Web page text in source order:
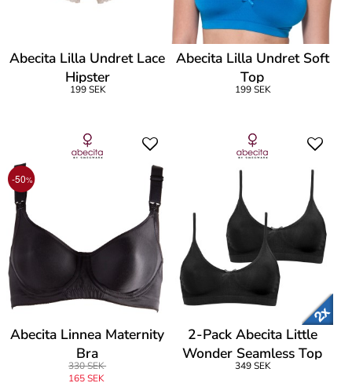
Abecita Lilla Undret Lace
Hipster
199 SEK
Abecita Lilla Undret Soft
Top
199 SEK
-50%
Abecita Linnea Maternity
Bra
330 SEK
165 SEK
2-Pack Abecita Little
Wonder Seamless Top
349 SEK